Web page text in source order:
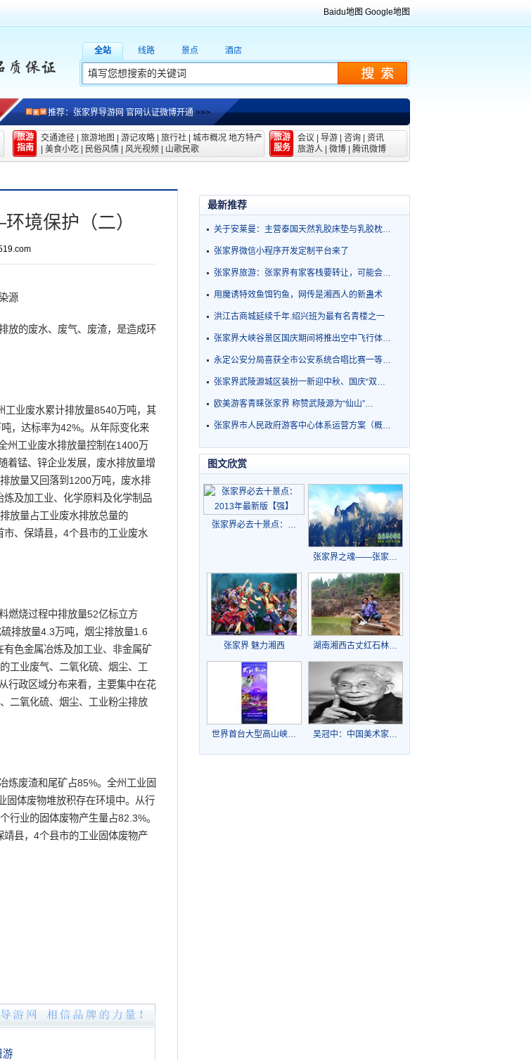
Baidu地图 Google地图
全站 线路 景点 酒店
推荐：张家界导游网 官网认证微博开通>>>
旅游
指南
交通途径 旅游地图 游记攻略 旅行社 城市概况 地方特产
美食小吃 民俗风情 风光视频 山歌民歌
旅游
服务
会议 导游 咨询
资讯
旅游人
微博 腾讯微博
境保护（二）
源
的废水、废气、废渣，是造成环
业废水累计排放量8540万吨，其
，达标率为42%。从年际变化来
州工业废水排放量控制在1400万
着锰、锌企业发展，废水排放量增
放量又回落到1200万吨，废水排
及加工业、化学原料及化学制品
放量占工业废水排放总量的
、保靖县，4个县市的工业废水
燃烧过程中排放量52亿标立方
排放量4.3万吨，烟尘排放量1.6
色金属冶炼及加工业、非金属矿
工业废气、二氧化硫、烟尘、工
行政区域分布来看，主要集中在花
二氧化硫、烟尘、工业粉尘排放
废渣和尾矿占85%。全州工业固
固体废物堆放积存在环境中。从行
行业的固体废物产生量占82.3%。
县，4个县市的工业固体废物产
游
最新推荐
关于安莱曼：主营泰国天然乳胶床垫与乳胶枕…
张家界微信小程序开发定制平台来了
张家界旅游：张家界有家客栈要转让，可能会…
用魔诱特效鱼饵钓鱼，网传是湘西人的新蛊术
洪江古商城延续千年.绍兴班为最有名青楼之一
张家界大峡谷景区国庆期间将推出空中飞行体…
永定公安分局喜获全市公安系统合唱比赛一等…
张家界武陵源城区装扮一新迎中秋、国庆“双…
欧美游客青睐张家界 称赞武陵源为“仙山”…
张家界市人民政府游客中心体系运营方案（概…
图文欣赏
张家界必去十景点：…
张家界之魂——张家…
张家界 魅力湘西 湖南湘西古丈红石林…
世界首台大型高山峡… 吴冠中：中国美术家…